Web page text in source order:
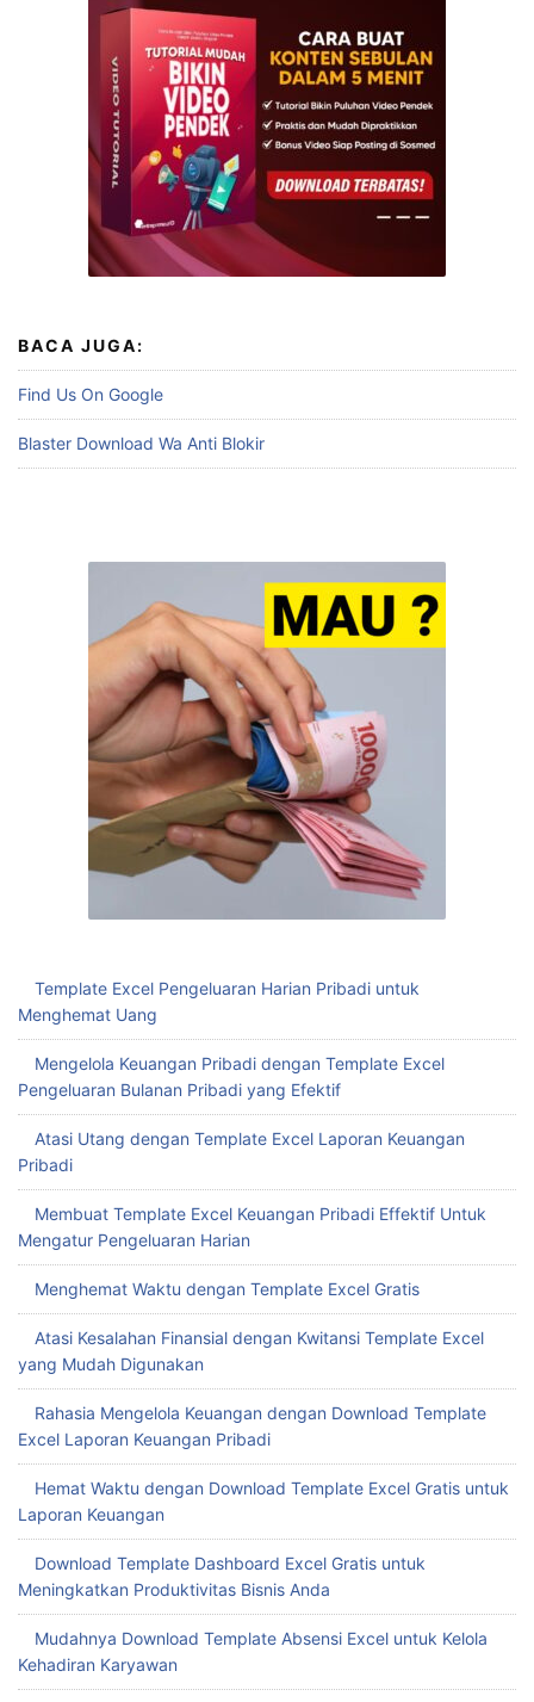
BACA JUGA:
Find Us On Google
Blaster Download Wa Anti Blokir
Template Excel Pengeluaran Harian Pribadi untuk
Menghemat Uang
Mengelola Keuangan Pribadi dengan Template Excel
Pengeluaran Bulanan Pribadi yang Efektif
Atasi Utang dengan Template Excel Laporan Keuangan
Pribadi
Membuat Template Excel Keuangan Pribadi Effektif Untuk
Mengatur Pengeluaran Harian
Menghemat Waktu dengan Template Excel Gratis
Atasi Kesalahan Finansial dengan Kwitansi Template Excel
yang Mudah Digunakan
Rahasia Mengelola Keuangan dengan Download Template
Excel Laporan Keuangan Pribadi
Hemat Waktu dengan Download Template Excel Gratis untuk
Laporan Keuangan
Download Template Dashboard Excel Gratis untuk
Meningkatkan Produktivitas Bisnis Anda
Mudahnya Download Template Absensi Excel untuk Kelola
Kehadiran Karyawan